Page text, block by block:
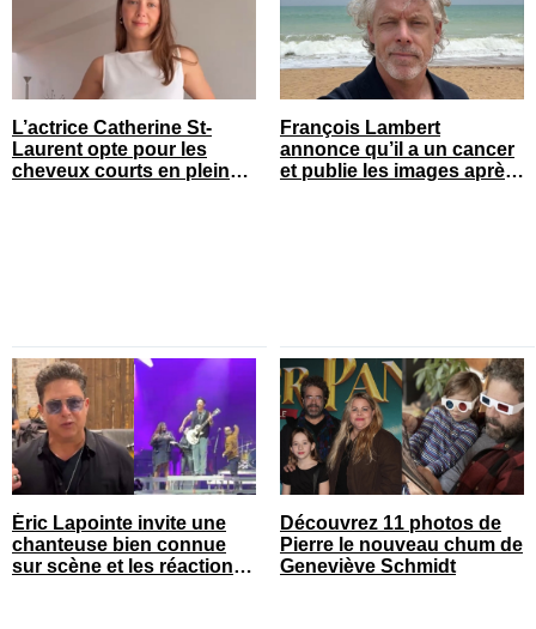
L’actrice Catherine St-
Laurent opte pour les
cheveux courts en pleine
François Lambert
annonce qu’il a un cancer
et publie les images après
Éric Lapointe invite une
chanteuse bien connue
sur scène et les réactions
Découvrez 11 photos de
Pierre le nouveau chum de
Geneviève Schmidt